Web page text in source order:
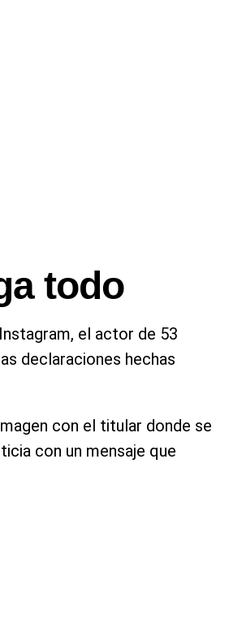
todo
el actor de 53
declaraciones hechas
con el titular donde se
con un mensaje que